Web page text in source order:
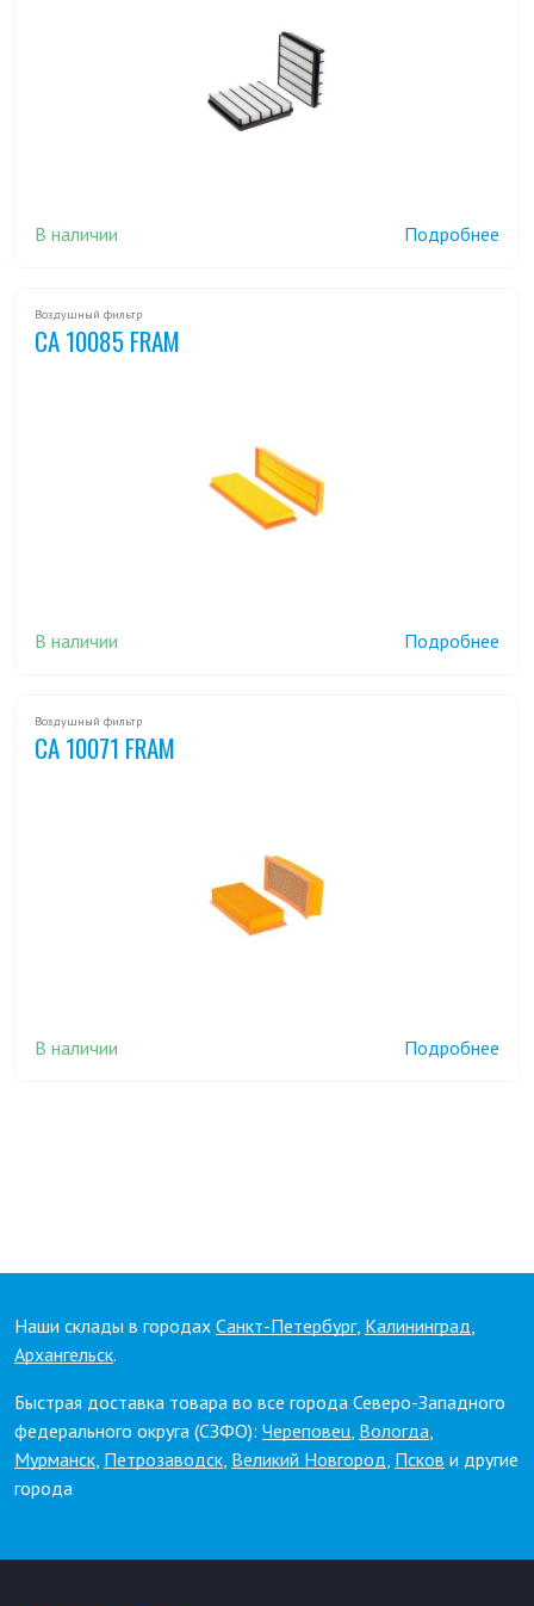
В наличии Подробнее
Воздушный фильтр
CA 10085 FRAM
В наличии Подробнее
Воздушный фильтр
CA 10071 FRAM
В наличии Подробнее
Наши склады в городах Санкт-Петербург, Калининград,
Архангельск.
Быстрая доставка товара во все города Северо-Западного
федерального округа (СЗФО): Череповец, Вологда,
Мурманск, Петрозаводск, Великий Новгород, Псков и другие
города